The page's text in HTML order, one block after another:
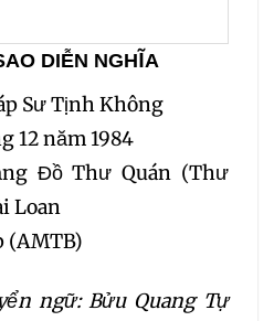
DIỄN NGHĨA
Sư Tịnh Không
12 năm 1984
Đồ Thư Quán (Thư
Loan
(AMTB)
ngữ: Bửu Quang Tự